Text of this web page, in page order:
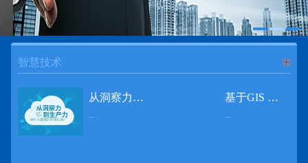
智慧技术
从洞察力到生产力 伊利大数据的价值创造
...
基于GIS 的小城市交通网络分析研究
...